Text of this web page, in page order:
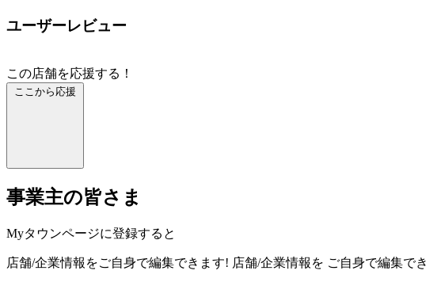
ユーザーレビュー
この店舗を応援する！
ここから応援
事業主の皆さま
Myタウンページに登録すると
店舗/企業情報をご自身で編集できます! 店舗/企業情報を ご自身で編集で